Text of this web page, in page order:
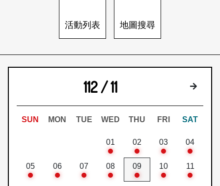
活動列表 地圖搜尋
112 / 11 下個月
SUN MON TUE WED THU FRI SAT
01 02 03 04
05 06 07 08 09 10 11